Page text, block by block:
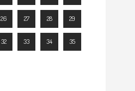
26 27 28 29
32 33 34 35